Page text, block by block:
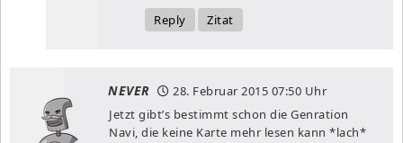
Reply Zitat
NEVER 28. Februar 2015 07:50 Uhr
Jetzt gibt’s bestimmt schon die Genration
Navi, die keine Karte mehr lesen kann *lach*